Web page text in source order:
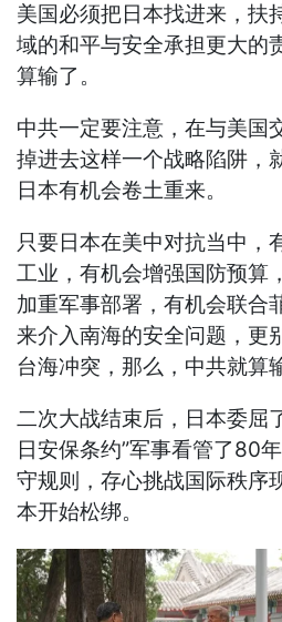
美国必须把日本找进来，扶
域的和平与安全承担更大的
算输了。
中共一定要注意，在与美国
掉进去这样一个战略陷阱，
日本有机会卷土重来。
只要日本在美中对抗当中，
工业，有机会增强国防预算
加重军事部署，有机会联合
来介入南海的安全问题，更
台海冲突，那么，中共就算
二次大战结束后，日本委屈
日安保条约”军事看管了80
守规则，存心挑战国际秩序
本开始松绑。